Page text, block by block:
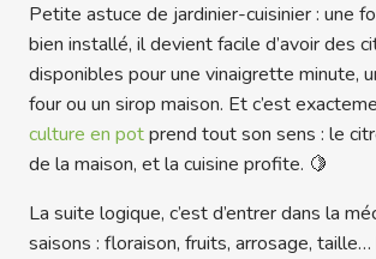
Petite astuce de jardinier-cuisinier : une
bien installé, il devient facile d’avoir des
disponibles pour une vinaigrette minute,
four ou un sirop maison. Et c’est
culture en potprend tout son sens : le
de la maison, et la cuisine profite. 🍋
La suite logique, c’est d’entrer dans la
saisons : floraison, fruits, arrosage,